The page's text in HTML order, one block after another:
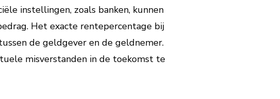
instellingen, zoals banken, kunnen
Het exacte rentepercentage bij
de geldgever en de geldnemer.
misverstanden in de toekomst te